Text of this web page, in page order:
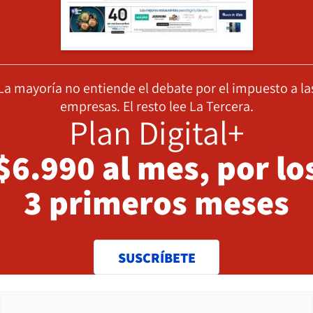
mayoría no entiende el debate por el impuesto a
empresas. El resto lee La Tercera.
Plan Digital+
al mes, por
3 primeros meses
SUSCRÍBETE